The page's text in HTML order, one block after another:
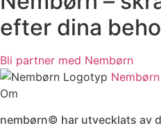
efter dina
Bli partner med Nembørn
Nembørn
Om
nembørn© har utvecklats av